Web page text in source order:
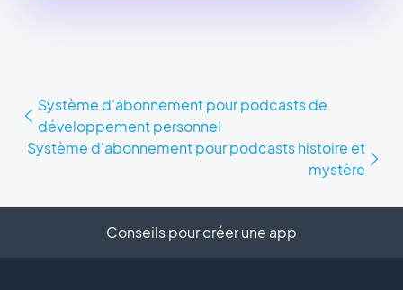
Système d'abonnement pour podcasts de
développement personnel
Système d'abonnement pour podcasts histoire et
mystère
Conseils pour créer une app